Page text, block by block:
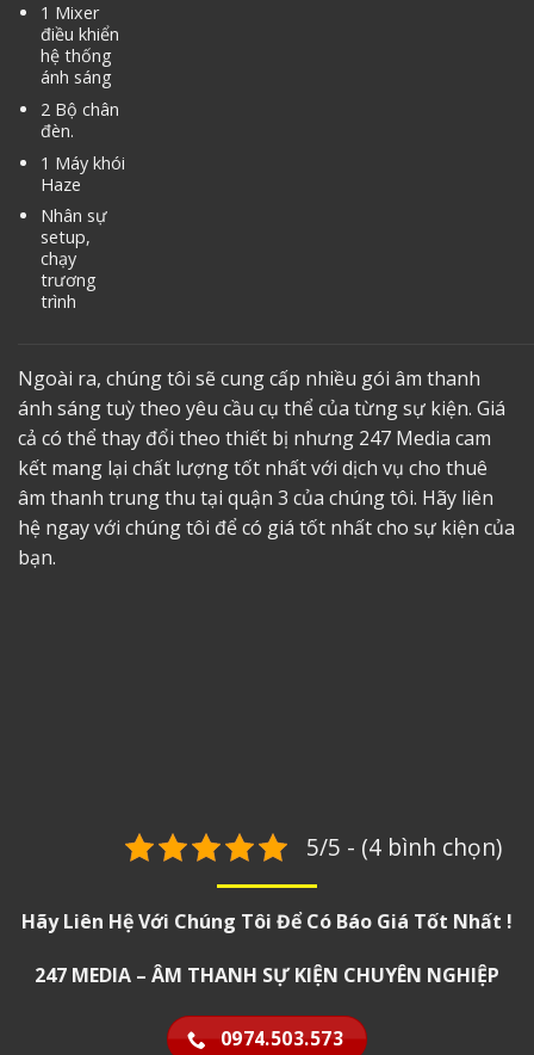
1 Mixer
điều khiển
hệ thống
ánh sáng
2 Bộ chân
đèn.
1 Máy khói
Haze
Nhân sự
setup,
chạy
trương
trình
Ngoài ra, chúng tôi sẽ cung cấp nhiều gói âm thanh
ánh sáng tuỳ theo yêu cầu cụ thể của từng sự kiện. Giá
cả có thể thay đổi theo thiết bị nhưng 247 Media cam
kết mang lại chất lượng tốt nhất với dịch vụ cho thuê
âm thanh trung thu tại quận 3 của chúng tôi. Hãy liên
hệ ngay với chúng tôi để có giá tốt nhất cho sự kiện của
bạn.
5/5 - (4 bình chọn)
Hãy Liên Hệ Với Chúng Tôi Để Có Báo Giá Tốt Nhất !
247 MEDIA – ÂM THANH SỰ KIỆN CHUYÊN NGHIỆP
0974.503.573